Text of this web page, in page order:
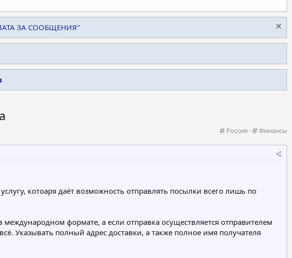
ЗА СООБЩЕНИЯ"
К
т
и
Россия
К
т
Финансы
котоаря даёт возможность отправлять посылки всего лишь по
формате, а если отправка осуществляется отправителем
Указывать полный адрес доставки, а также полное имя получателя